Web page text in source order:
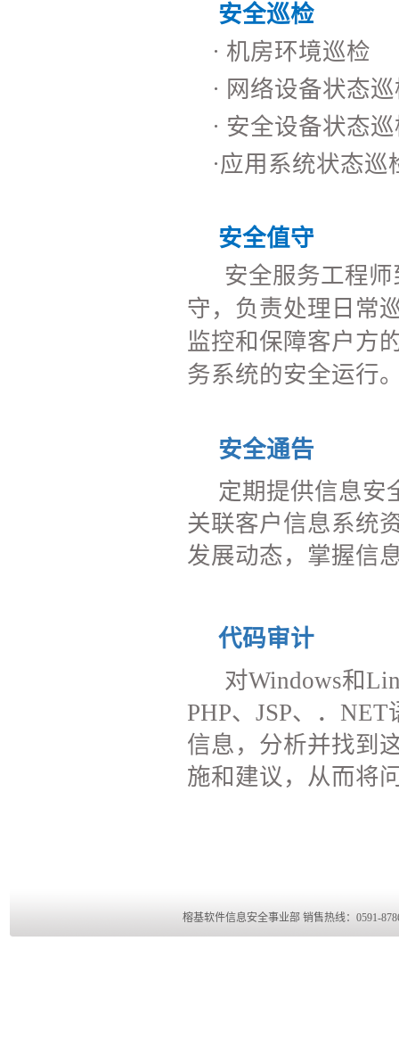
安全巡检
· 机房环境巡检
· 网络设备状态
· 安全设备状态
·应用系统状态巡
安全值守
安全服务工程
守，负责处理日常
监控和保障客户方
务系统的安全运行
安全通告
定期提供信息安
关联客户信息系统
发展动态，掌握信
代码审计
对Windows和
PHP、 JSP、． NET
信息，分析并找到
施和建议，从而将
榕基软件信息安全事业部 销售热线：0591-